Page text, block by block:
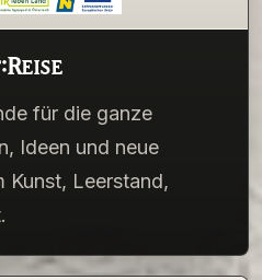
für die ganze
Ideen und neue
Kunst, Leerstand,